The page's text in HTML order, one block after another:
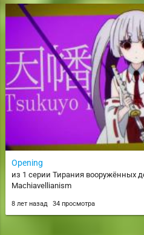
Opening
из 1 серии Тирания вооружённых
Machiavellianism
8 лет назад 34 просмотра